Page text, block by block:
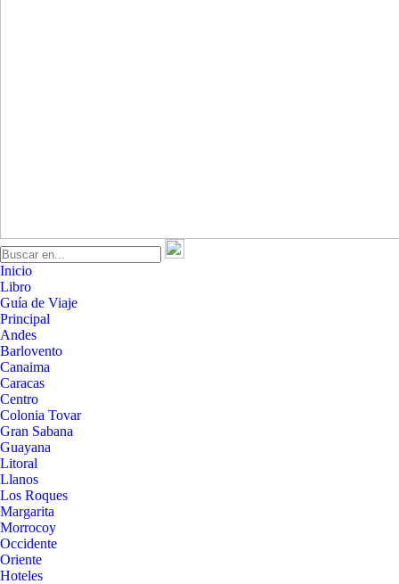
Inicio
Libro
Guía de Viaje
Principal
Andes
Barlovento
Canaima
Caracas
Centro
Colonia Tovar
Gran Sabana
Guayana
Litoral
Llanos
Los Roques
Margarita
Morrocoy
Occidente
Oriente
Hoteles